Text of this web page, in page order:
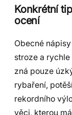
Konkrétní
ocení
Obecné
stroze a
zná pouze
rybaření,
rekordního
věci, kterou